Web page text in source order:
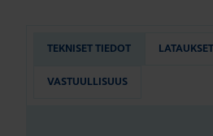
TEKNISET TIEDOT LATAUKSET
VASTUULLISUUS